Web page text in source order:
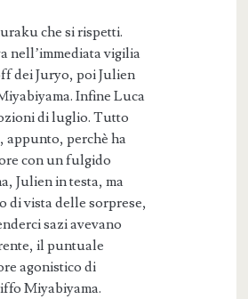
che si rispetti.
nell’immediata vigilia
dei Juryo, poi Julien
Infine Luca
di luglio. Tutto
appunto, perchè ha
con un fulgido
Julien in testa, ma
di vista delle sorprese,
sazi avevano
il puntuale
agonistico di
Miyabiyama.